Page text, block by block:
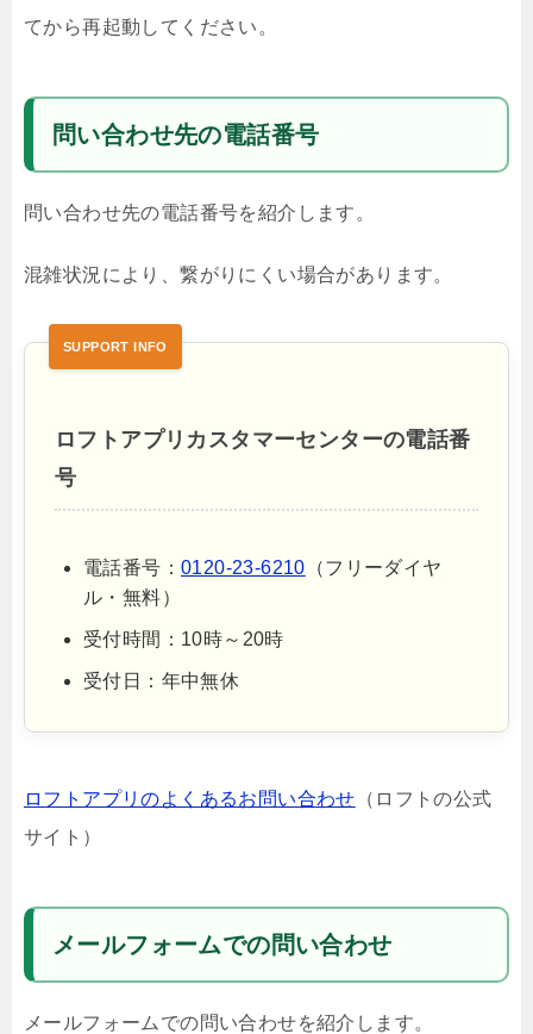
てから再起動してください。
問い合わせ先の電話番号
問い合わせ先の電話番号を紹介します。
混雑状況により、繋がりにくい場合があります。
ロフトアプリカスタマーセンターの電話番
号
電話番号： 0120-23-6210 （フリーダイヤ
ル・無料）
受付時間：10時～20時
受付日：年中無休
ロフトアプリのよくあるお問い合わせ （ロフトの公式
サイト）
メールフォームでの問い合わせ
メールフォームでの問い合わせを紹介します。